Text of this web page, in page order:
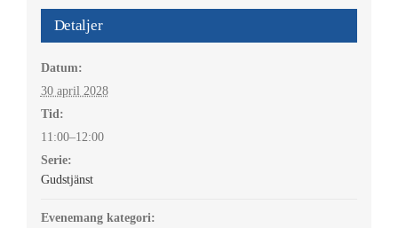
Detaljer
Datum:
30 april 2028
Tid:
11:00–12:00
Serie:
Gudstjänst
Evenemang kategori: